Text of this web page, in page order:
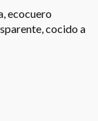
ecocuero
cocido a